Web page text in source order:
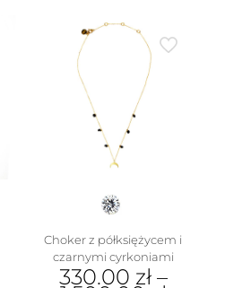
Choker z półksiężycem i
czarnymi cyrkoniami
330.00 zł–